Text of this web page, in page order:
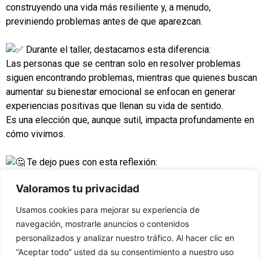
Valoramos tu privacidad
Usamos cookies para mejorar su experiencia de
navegación, mostrarle anuncios o contenidos
personalizados y analizar nuestro tráfico. Al hacer clic en
“Aceptar todo” usted da su consentimiento a nuestro uso
construyendo una vida más resiliente y, a menudo,
previniendo problemas antes de que aparezcan.
Durante el taller, destacamos esta diferencia:
Las personas que se centran solo en resolver problemas
siguen encontrando problemas, mientras que quienes buscan
aumentar su bienestar emocional se enfocan en generar
experiencias positivas que llenan su vida de sentido.
Es una elección que, aunque sutil, impacta profundamente en
cómo vivimos.
Te dejo pues con esta reflexión:
chispa de una vida emocionalmente plena?
Al cambiar el foco hacia lo positivo, podemos aprender no
solo a gestionar el estrés, sino también a nutrir un bienestar
emocional que nos impulse a conectar mejor con nosotros
mismos y con los demás.